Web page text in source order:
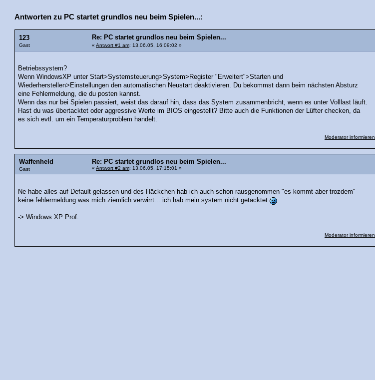
Antworten zu PC startet grundlos neu beim Spielen...:
123
Gast
Re: PC startet grundlos neu beim Spielen...
« Antwort #1 am: 13.06.05, 16:09:02 »
Betriebssystem?
Wenn WindowsXP unter Start>Systemsteuerung>System>Register "Erweitert">Starten und
Wiederherstellen>Einstellungen den automatischen Neustart deaktivieren. Du bekommst dann beim nächsten Absturz
eine Fehlermeldung, die du posten kannst.
Wenn das nur bei Spielen passiert, weist das darauf hin, dass das System zusammenbricht, wenn es unter Volllast läuft.
Hast du was übertacktet oder aggressive Werte im BIOS eingestellt? Bitte auch die Funktionen der Lüfter checken, da
es sich evtl. um ein Temperaturproblem handelt.
Moderator informieren
Waffenheld
Gast
Re: PC startet grundlos neu beim Spielen...
« Antwort #2 am: 13.06.05, 17:15:01 »
Ne habe alles auf Default gelassen und des Häckchen hab ich auch schon rausgenommen "es kommt aber trozdem"
keine fehlermeldung was mich ziemlich verwirrt... ich hab mein system nicht getacktet
-> Windows XP Prof.
Moderator informieren